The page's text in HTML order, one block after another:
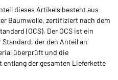
dieses Artikels besteht aus
Baumwolle, zertifiziert nach dem
(OCS). Der OCS ist ein
der den Anteil an
überprüft und die
entlang der gesamten Lieferkette